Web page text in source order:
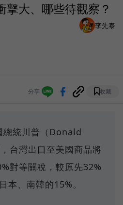
擊大、哪些待觀察？
李先泰
分享 收藏
總統川普（Donald
台灣出口至美國商品將
對等關稅，較原先32%
本、南韓的15%。